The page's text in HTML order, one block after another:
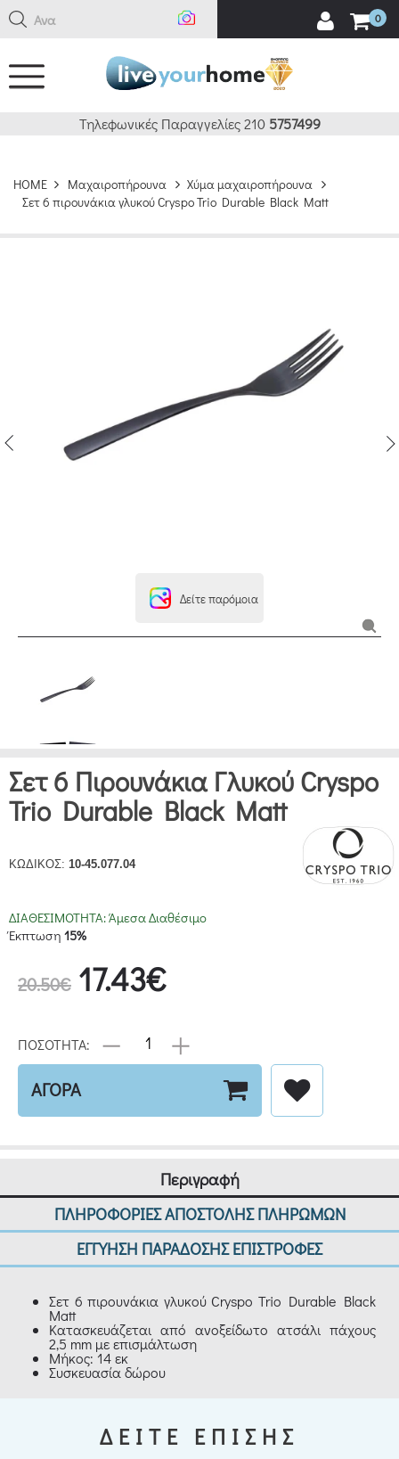
Αναζήτ 0
Τηλεφωνικές Παραγγελίες 210 5757499
HOME Μαχαιροπήρουνα
Χύμα μαχαιροπήρουνα
Σετ 6 πιρουνάκια γλυκού Cryspo Trio Durable Black Matt
Δείτε παρόμοια
Σετ 6 Πιρουνάκια Γλυκού Cryspo
Trio Durable Black Matt
ΚΩΔΙΚΟΣ: 10-45.077.04
ΔΙΑΘΕΣΙΜΟΤΗΤΑ:Άμεσα Διαθέσιμο
Έκπτωση 15%
20.50€ 17.43€
ΠΟΣΟΤΗΤΑ:
ΑΓΟΡΑ
Περιγραφή
ΠΛΗΡΟΦΟΡΙΕΣ ΑΠΟΣΤΟΛΗΣ ΠΛΗΡΩΜΩΝ
ΕΓΓΥΗΣΗ ΠΑΡΑΔΟΣΗΣ ΕΠΙΣΤΡΟΦΕΣ
Σετ 6 πιρουνάκια γλυκού Cryspo Trio Durable Black
Matt
Κατασκευάζεται από ανοξείδωτο ατσάλι πάχους
2,5 mm με επισμάλτωση
Μήκος: 14 εκ
Συσκευασία δώρου
ΔΕΙΤΕ ΕΠΙΣΗΣ